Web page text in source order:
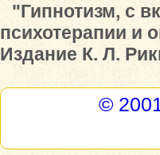
"Гипнотизм, с
психотерапии и
Издание К. Л.
©